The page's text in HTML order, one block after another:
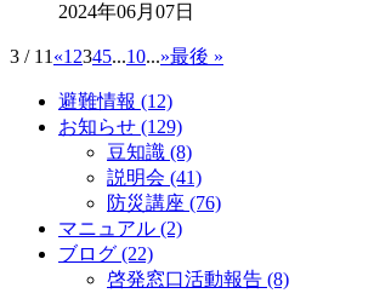
2024年06月07日
3 / 11 «1 2345...10...»最後 »
避難情報 (12)
お知らせ (129)
豆知識 (8)
説明会 (41)
防災講座 (76)
マニュアル (2)
ブログ (22)
啓発窓口活動報告 (8)